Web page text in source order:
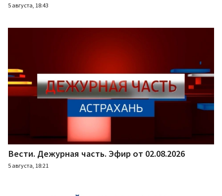
5 августа, 18:43
Вести. Дежурная часть. Эфир от 02.08.2026
5 августа, 18:21